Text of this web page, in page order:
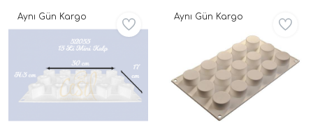
Aynı Gün Kargo Aynı Gün Kargo